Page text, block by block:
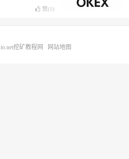
赞(1 )
io.net挖矿教程网 网站地图